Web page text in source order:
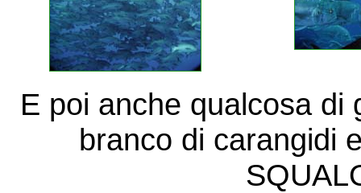
E poi anche qualcosa di
branco di carangidi